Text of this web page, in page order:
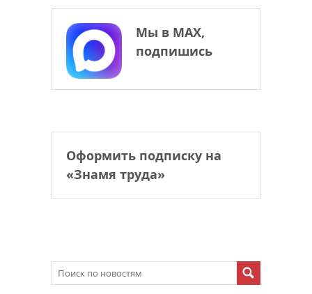
Мы в МАХ,
подпишись
Оформить подписку на
«Знамя труда»